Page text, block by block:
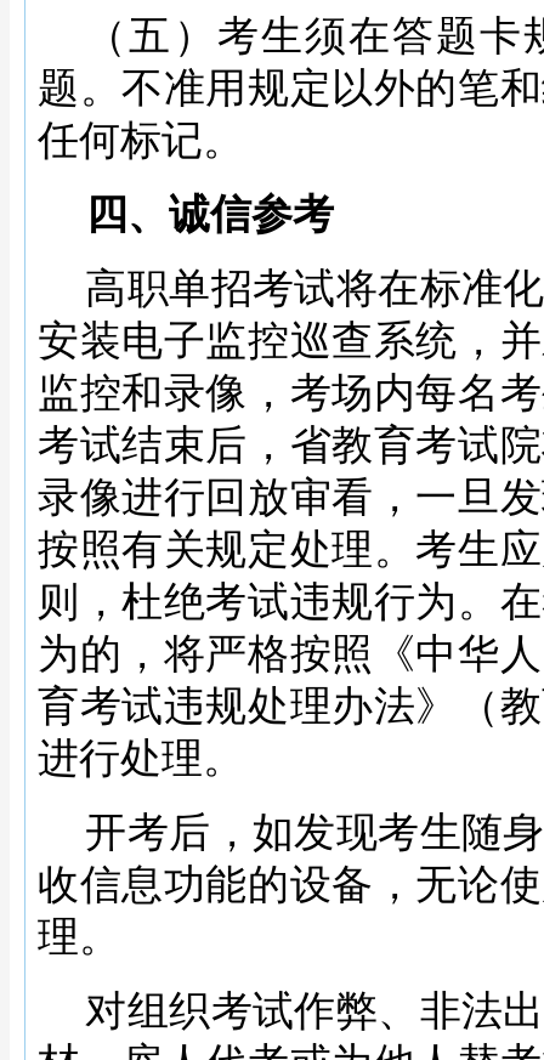
（五）考生须在答题
题。不准用规定以外的笔
任何标记。
四、诚信参考
高职单招考试将在标准
安装电子监控巡查系统，
监控和录像，考场内每名
考试结束后，省教育考试
录像进行回放审看，一旦
按照有关规定处理。考生
则，杜绝考试违规行为。
为的，将严格按照《中华
育考试违规处理办法》（
进行处理。
开考后，如发现考生随
收信息功能的设备，无论
理。
对组织考试作弊、非法